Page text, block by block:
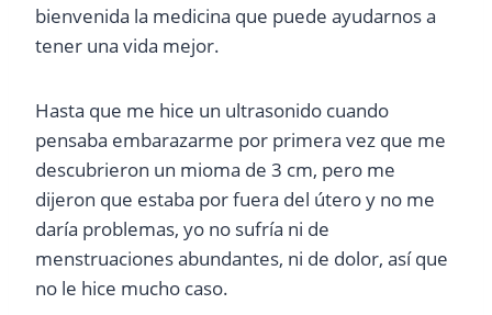
bienvenida la medicina que puede ayudarnos a
tener una vida mejor.
Hasta que me hice un ultrasonido cuando
pensaba embarazarme por primera vez que me
descubrieron un mioma de 3 cm, pero me
dijeron que estaba por fuera del útero y no me
daría problemas, yo no sufría ni de
menstruaciones abundantes, ni de dolor, así que
no le hice mucho caso.